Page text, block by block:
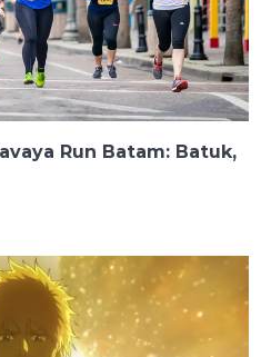
Run Batam: Batuk,